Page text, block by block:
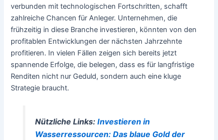
verbunden mit technologischen Fortschritten, schafft
zahlreiche Chancen für Anleger. Unternehmen, die
frühzeitig in diese Branche investieren, könnten von den
profitablen Entwicklungen der nächsten Jahrzehnte
profitieren. In vielen Fällen zeigen sich bereits jetzt
spannende Erfolge, die belegen, dass es für langfristige
Renditen nicht nur Geduld, sondern auch eine kluge
Strategie braucht.
Nützliche Links: Investieren in
Wasserressourcen: Das blaue Gold der